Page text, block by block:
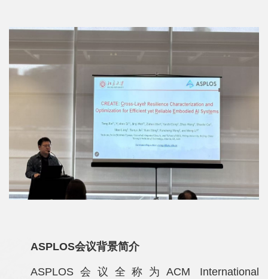
ASPLOS会议背景简介
ASPLOS会议全称为ACM International